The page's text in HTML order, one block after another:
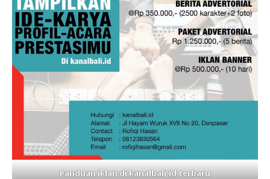
Panduan iklan di kanalbali,id terbaru